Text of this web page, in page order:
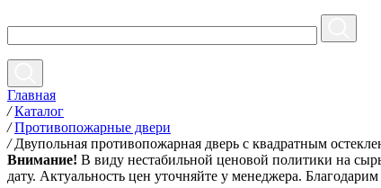
Главная
/ Каталог
/ Противопожарные двери
/ Двупольная противопожарная дверь с квадратным
Внимание! В виду нестабильной ценовой политики на
дату. Актуальность цен уточняйте у менеджера.